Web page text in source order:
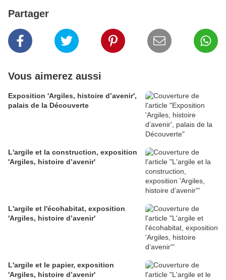
Partager
Vous aimerez aussi
Exposition 'Argiles, histoire d’avenir',
palais de la Découverte
L'argile et la construction, exposition
'Argiles, histoire d’avenir'
L'argile et l'écohabitat, exposition
'Argiles, histoire d’avenir'
L'argile et le papier, exposition
'Argiles, histoire d’avenir'